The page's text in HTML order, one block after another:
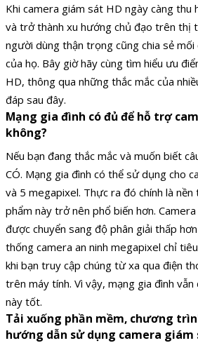
Khi camera giám sát HD ngày càng thu
và trở thành xu hướng chủ đạo trên thị
người dùng thận trọng cũng chia sẻ
của họ. Bây giờ hãy cùng tìm hiểu ưu
HD, thông qua những thắc mắc của
đáp sau đây.
Mạng gia đình có đủ để hỗ trợ
không?
Nếu bạn đang thắc mắc và muốn biết
CÓ. Mạng gia đình có thể sử dụng cho
và 5 megapixel. Thực ra đó chính là nền
phẩm này trở nên phổ biến hơn.
được chuyển sang độ phân giải thấp
thống camera an ninh megapixel chỉ
khi bạn truy cập chúng từ xa qua điện
trên máy tính. Vì vậy, mạng gia đình
này tốt.
Tải xuống phần mềm, chương
hướng dẫn sử dụng camera giám